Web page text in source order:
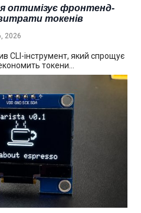
оптимізує фронтенд-
токенів
2026
CLI-інструмент, який спрощує
токени…